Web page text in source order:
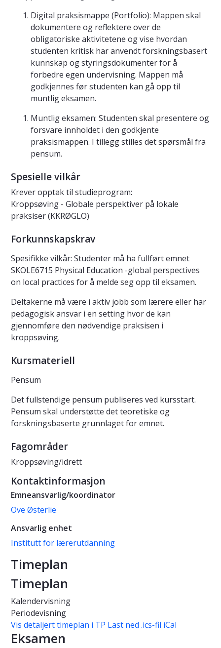
Digital praksismappe (Portfolio): Mappen skal
dokumentere og reflektere over de
obligatoriske aktivitetene og vise hvordan
studenten kritisk har anvendt forskningsbasert
kunnskap og styringsdokumenter for å
forbedre egen undervisning. Mappen må
godkjennes før studenten kan gå opp til
muntlig eksamen.
Muntlig eksamen: Studenten skal presentere og
forsvare innholdet i den godkjente
praksismappen. I tillegg stilles det spørsmål fra
pensum.
Spesielle vilkår
Krever opptak til studieprogram:
Kroppsøving - Globale perspektiver på lokale
praksiser (KKRØGLO)
Forkunnskapskrav
Spesifikke vilkår: Studenter må ha fullført emnet
SKOLE6715 Physical Education -global perspectives
on local practices for å melde seg opp til eksamen.
Deltakerne må være i aktiv jobb som lærere eller har
pedagogisk ansvar i en setting hvor de kan
gjennomføre den nødvendige praksisen i
kroppsøving.
Kursmateriell
Pensum
Det fullstendige pensum publiseres ved kursstart.
Pensum skal understøtte det teoretiske og
forskningsbaserte grunnlaget for emnet.
Fagområder
Kroppsøving/idrett
Kontaktinformasjon
Emneansvarlig/koordinator
Ove Østerlie
Ansvarlig enhet
Institutt for lærerutdanning
Timeplan
Timeplan
Kalendervisning
Periodevisning
Vis detaljert timeplan i TP Last ned .ics-fil iCal
Eksamen